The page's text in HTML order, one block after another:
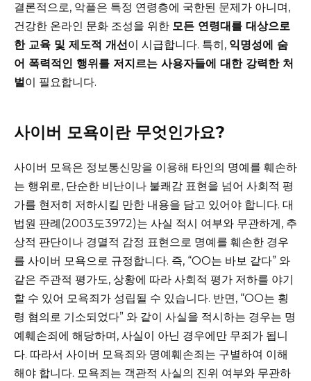
결론적으로, 악플은 특정 연령층에 국한된 문제가 아니며,
건강한 온라인 문화 조성을 위한 모든 연령대를 대상으로
한 교육 및 제도적 개선이 시급합니다. 특히, 익명성에 숨
어 폭력적인 행위를 저지르는 사용자들에 대한 강력한 처
벌이 필요합니다.
사이버 모욕이란 무엇인가요?
사이버 모욕은 정보통신망을 이용해 타인의 명예를 훼손하
는 행위로, 단순한 비난이나 불쾌감 표현을 넘어 사회적 평
가를 현저히 저하시킬 만한 내용을 담고 있어야 합니다. 대
법원 판례(2003도3972)는 사실 적시 여부와 무관하게, 추
상적 판단이나 경멸적 감정 표현으로 명예를 훼손한 경우
를 사이버 모욕으로 규정합니다. 즉, “OO는 바보 같다” 와
같은 주관적 평가도, 상황에 따라 사회적 평가 저하를 야기
할 수 있어 모욕죄가 성립될 수 있습니다. 반면, “OO는 횡
령 혐의로 기소되었다” 와 같이 사실을 적시하는 경우는 명
예훼손죄에 해당하며, 사실이 아닌 경우에만 무죄가 됩니
다. 따라서 사이버 모욕죄와 명예훼손죄는 구별하여 이해
해야 합니다. 모욕죄는 객관적 사실의 진위 여부와 무관하